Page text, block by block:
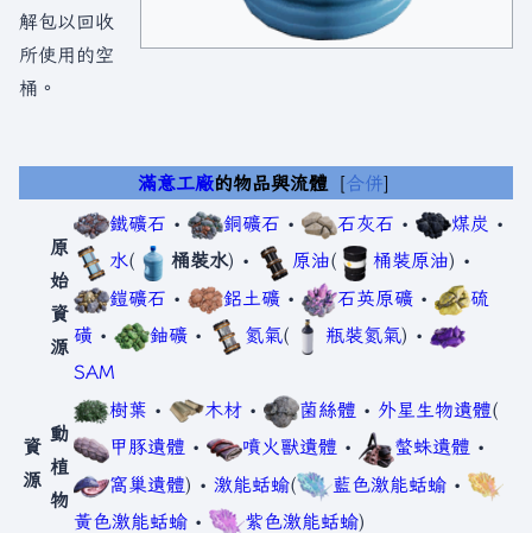
解包以回收
所使用的空
桶。
滿意工廠的物品與流體 合併
資
源
原
始
資
源
鐵礦石 • 銅礦石 • 石灰石 • 煤炭 •
水( 桶裝水) • 原油( 桶裝原油) •
鎧礦石 • 鋁土礦 • 石英原礦 •
硫
磺 • 鈾礦 • 氮氣( 瓶裝氮氣) •
SAM
動
植
物
樹葉 • 木材 • 菌絲體 • 外星生物遺體(
甲豚遺體 • 噴火獸遺體 • 螫蛛遺體 •
窩巢遺體) • 激能蛞蝓( 藍色激能蛞蝓 •
黃色激能蛞蝓 • 紫色激能蛞蝓)